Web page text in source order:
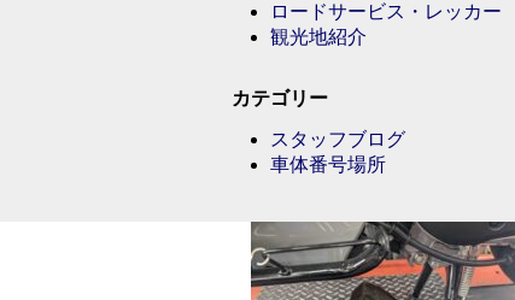
ロードサービス・レッカー
観光地紹介
カテゴリー
スタッフブログ
車体番号場所